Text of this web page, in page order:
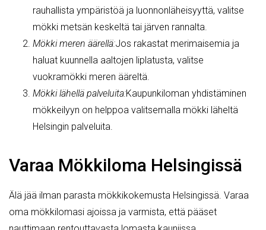
rauhallista ympäristöä ja luonnonläheisyyttä, valitse
mökki metsän keskeltä tai järven rannalta.
Mökki meren äärellä:Jos rakastat merimaisemia ja
haluat kuunnella aaltojen liplatusta, valitse
vuokramökki meren ääreltä.
Mökki lähellä palveluita:Kaupunkiloman yhdistäminen
mökkeilyyn on helppoa valitsemalla mökki läheltä
Helsingin palveluita.
Varaa Mökkiloma Helsingissä
Älä jää ilman parasta mökkikokemusta Helsingissä. Varaa
oma mökkilomasi ajoissa ja varmista, että pääset